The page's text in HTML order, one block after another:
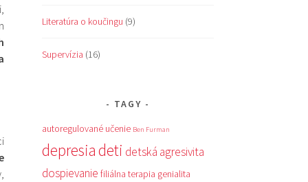
Literatúra o koučingu (9)
Supervízia (16)
TAGY
autoregulované učenie Ben Furman
depresiadeti detská agresivita
dospievanie filiálna terapia genialita